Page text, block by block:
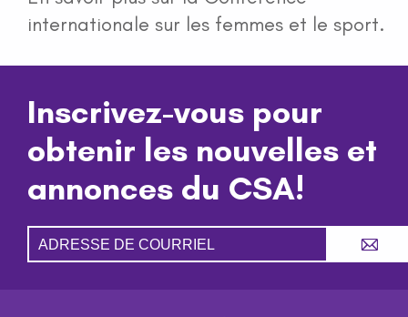
internationale sur les femmes et le sport.
Inscrivez-vous pour
obtenir les nouvelles et
annonces du CSA!
A